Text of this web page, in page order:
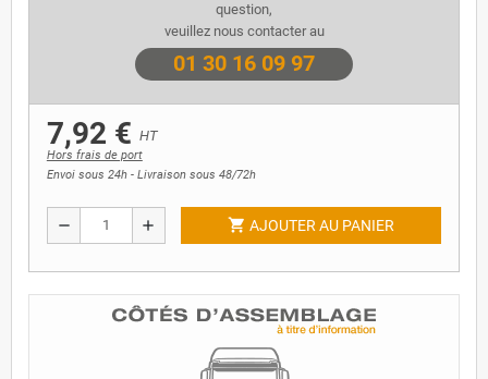
question,
veuillez nous contacter au
01 30 16 09 97
7,92 € HT
Hors frais de port
Envoi sous 24h - Livraison sous 48/72h
remove add shopping_cart AJOUTER AU PANIER